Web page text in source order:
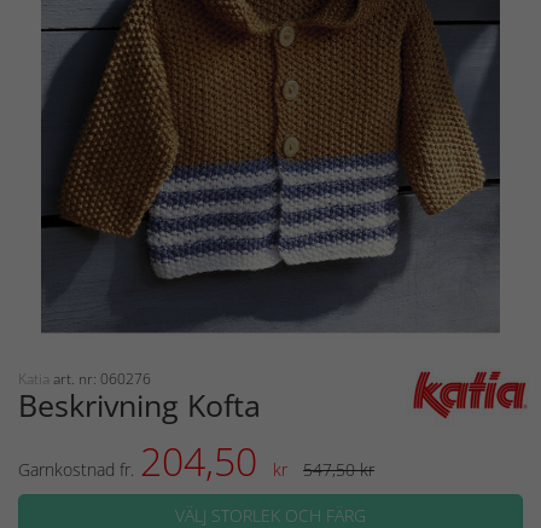
Katia art. nr: 060276
Beskrivning Kofta
Garnkostnad fr. 204,50 kr
547,50 kr
VÄLJ STORLEK OCH FÄRG